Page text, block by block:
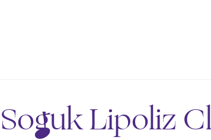
Soğuk Lipoliz